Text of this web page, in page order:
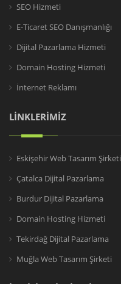
SEO Hizmeti
E-Ticaret SEO Danışmanlığı
Dijital Pazarlama Hizmeti
Domain Hosting Hizmeti
İnternet Reklamı
LİNKLERİMİZ
Eskişehir Web Tasarım Şirketi
Çatalca Dijital Pazarlama
Burdur Dijital Pazarlama
Domain Hosting Hizmeti
Tekirdağ Dijital Pazarlama
Muğla Web Tasarım Şirketi